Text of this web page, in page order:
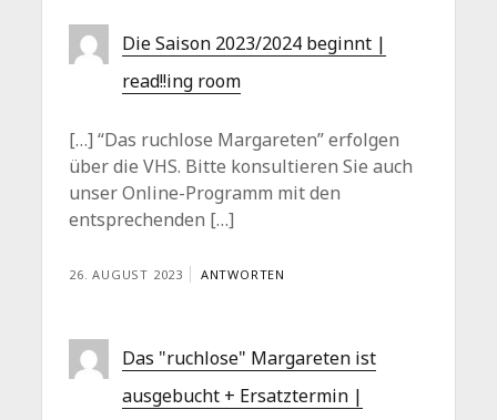
Die Saison 2023/2024 beginnt |
read!!ing room
[…] “Das ruchlose Margareten” erfolgen
über die VHS. Bitte konsultieren Sie auch
unser Online-Programm mit den
entsprechenden […]
26. AUGUST 2023 ANTWORTEN
Das "ruchlose" Margareten ist
ausgebucht + Ersatztermin |